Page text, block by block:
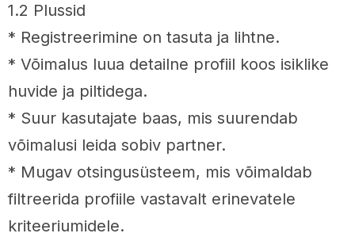
1.2 Plussid
* Registreerimine on tasuta ja lihtne.
* Võimalus luua detailne profiil koos isiklike
huvide ja piltidega.
* Suur kasutajate baas, mis suurendab
võimalusi leida sobiv partner.
* Mugav otsingusüsteem, mis võimaldab
filtreerida profiile vastavalt erinevatele
kriteeriumidele.